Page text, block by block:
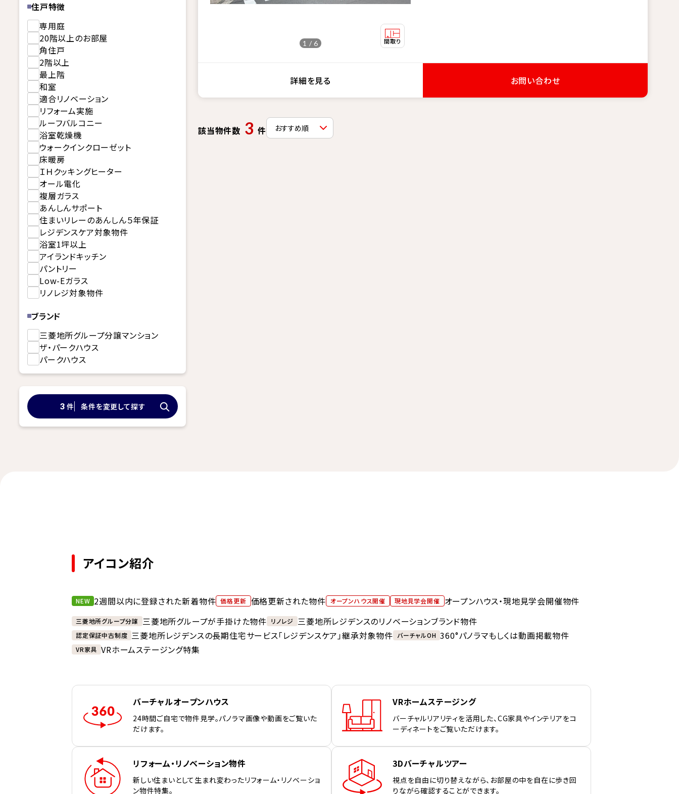
住戸特徴
専用庭
20階以上のお部屋
角住戸
2階以上
最上階
和室
適合リノベーション
リフォーム実施
ルーフバルコニー
浴室乾燥機
ウォークインクローゼット
床暖房
ＩＨクッキングヒーター
オール電化
複層ガラス
あんしんサポート
住まいリレーのあんしん５年保証
レジデンスケア対象物件
浴室1坪以上
アイランドキッチン
パントリー
Low-Eガラス
リノレジ対象物件
ブランド
三菱地所グループ分譲マンション
ザ・パークハウス
パークハウス
3 件 条件を変更して探す
1 / 6
詳細を見る お問い合わせ
該当物件数 3 件
アイコン紹介
NEW 2週間以内に登録された新着物件 価格更新 価格更新された物件 オープンハウス開催 現地見学会開催 オープンハウス・現地見学会開催物件
三菱地所グループ分譲 三菱地所グループが手掛けた物件 リノレジ 三菱地所レジデンスのリノベーションブランド物件
認定保証中古制度 三菱地所レジデンスの長期住宅サービス「レジデンスケア」継承対象物件 バーチャルOH 360°パノラマもしくは動画掲載物件
VR家具 VRホームステージング特集
バーチャルオープンハウス
24時間ご自宅で物件見学。パノラマ画像や動画をご覧いた
だけます。
VRホームステージング
バーチャルリアリティを活用した、CG家具やインテリアをコ
ーディネートをご覧いただけます。
リフォーム・リノベーション物件
新しい住まいとして生まれ変わったリフォーム・リノベーショ
ン物件特集。
3Dバーチャルツアー
視点を自由に切り替えながら、お部屋の中を自在に歩き回
りながら確認することができます。